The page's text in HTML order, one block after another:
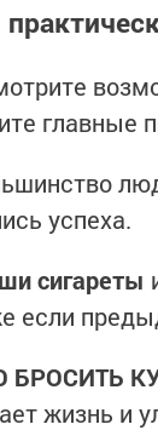
главные
успеха.
сигареты
если
БРОСИТЬ
жизнь и